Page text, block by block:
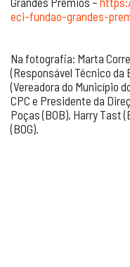
eci-fundao-grandes-
Na fotografia: Marta
(Responsável Técnico da
(Vereadora do Município
CPC e Presidente da
Poças (BOB), Harry Tast
(BOG).